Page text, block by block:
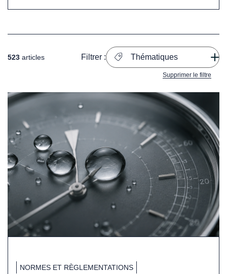
523 articles Filtrer : Thématiques
Supprimer le filtre
NORMES ET RÈGLEMENTATIONS